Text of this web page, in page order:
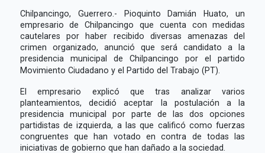
Chilpancingo, Guerrero.- Pioquinto Damián Huato, un
empresario de Chilpancingo que cuenta con medidas
cautelares por haber recibido diversas amenazas del
crimen organizado, anunció que será candidato a la
presidencia municipal de Chilpancingo por el partido
Movimiento Ciudadano y el Partido del Trabajo (PT).
El empresario explicó que tras analizar varios
planteamientos, decidió aceptar la postulación a la
presidencia municipal por parte de las dos opciones
partidistas de izquierda, a las que calificó como fuerzas
congruentes que han votado en contra de todas las
iniciativas de gobierno que han dañado a la sociedad.